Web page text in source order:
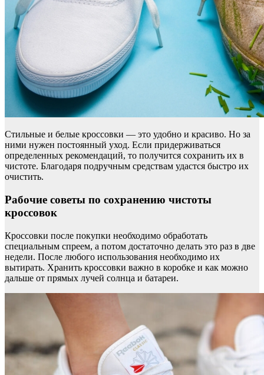
Стильные и белые кроссовки — это удобно и красиво. Но за
ними нужен постоянный уход. Если придерживаться
определенных рекомендаций, то получится сохранить их в
чистоте. Благодаря подручным средствам удастся быстро их
очистить.
Рабочие советы по сохранению чистоты
кроссовок
Кроссовки после покупки необходимо обработать
специальным спреем, а потом достаточно делать это раз в две
недели. После любого использования необходимо их
вытирать. Хранить кроссовки важно в коробке и как можно
дальше от прямых лучей солнца и батареи.